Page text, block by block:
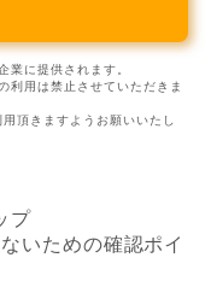
業に提供されます。
利用は禁止させていただきま
頂きますようお願いいたし
プ
いための確認ポイ